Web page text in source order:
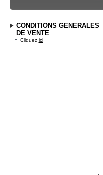
CONDITIONS GENERALES
DE VENTE
Cliquez ici